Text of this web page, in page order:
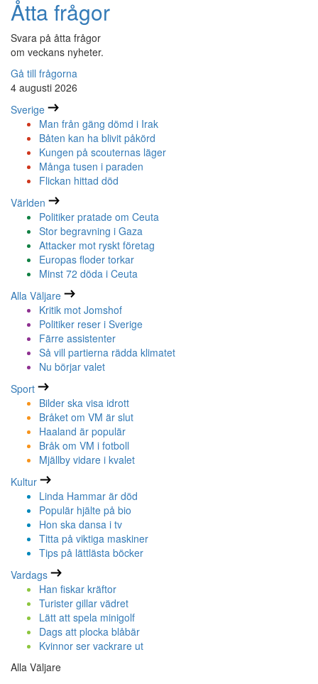
Åtta frågor
Svara på åtta frågor
om veckans nyheter.
Gå till frågorna
4 augusti 2026
Sverige
Man från gäng dömd i Irak
Båten kan ha blivit påkörd
Kungen på scouternas läger
Många tusen i paraden
Flickan hittad död
Världen
Politiker pratade om Ceuta
Stor begravning i Gaza
Attacker mot ryskt företag
Europas floder torkar
Minst 72 döda i Ceuta
Alla Väljare
Kritik mot Jomshof
Politiker reser i Sverige
Färre assistenter
Så vill partierna rädda klimatet
Nu börjar valet
Sport
Bilder ska visa idrott
Bråket om VM är slut
Haaland är populär
Bråk om VM i fotboll
Mjällby vidare i kvalet
Kultur
Linda Hammar är död
Populär hjälte på bio
Hon ska dansa i tv
Titta på viktiga maskiner
Tips på lättlästa böcker
Vardags
Han fiskar kräftor
Turister gillar vädret
Lätt att spela minigolf
Dags att plocka blåbär
Kvinnor ser vackrare ut
Alla Väljare